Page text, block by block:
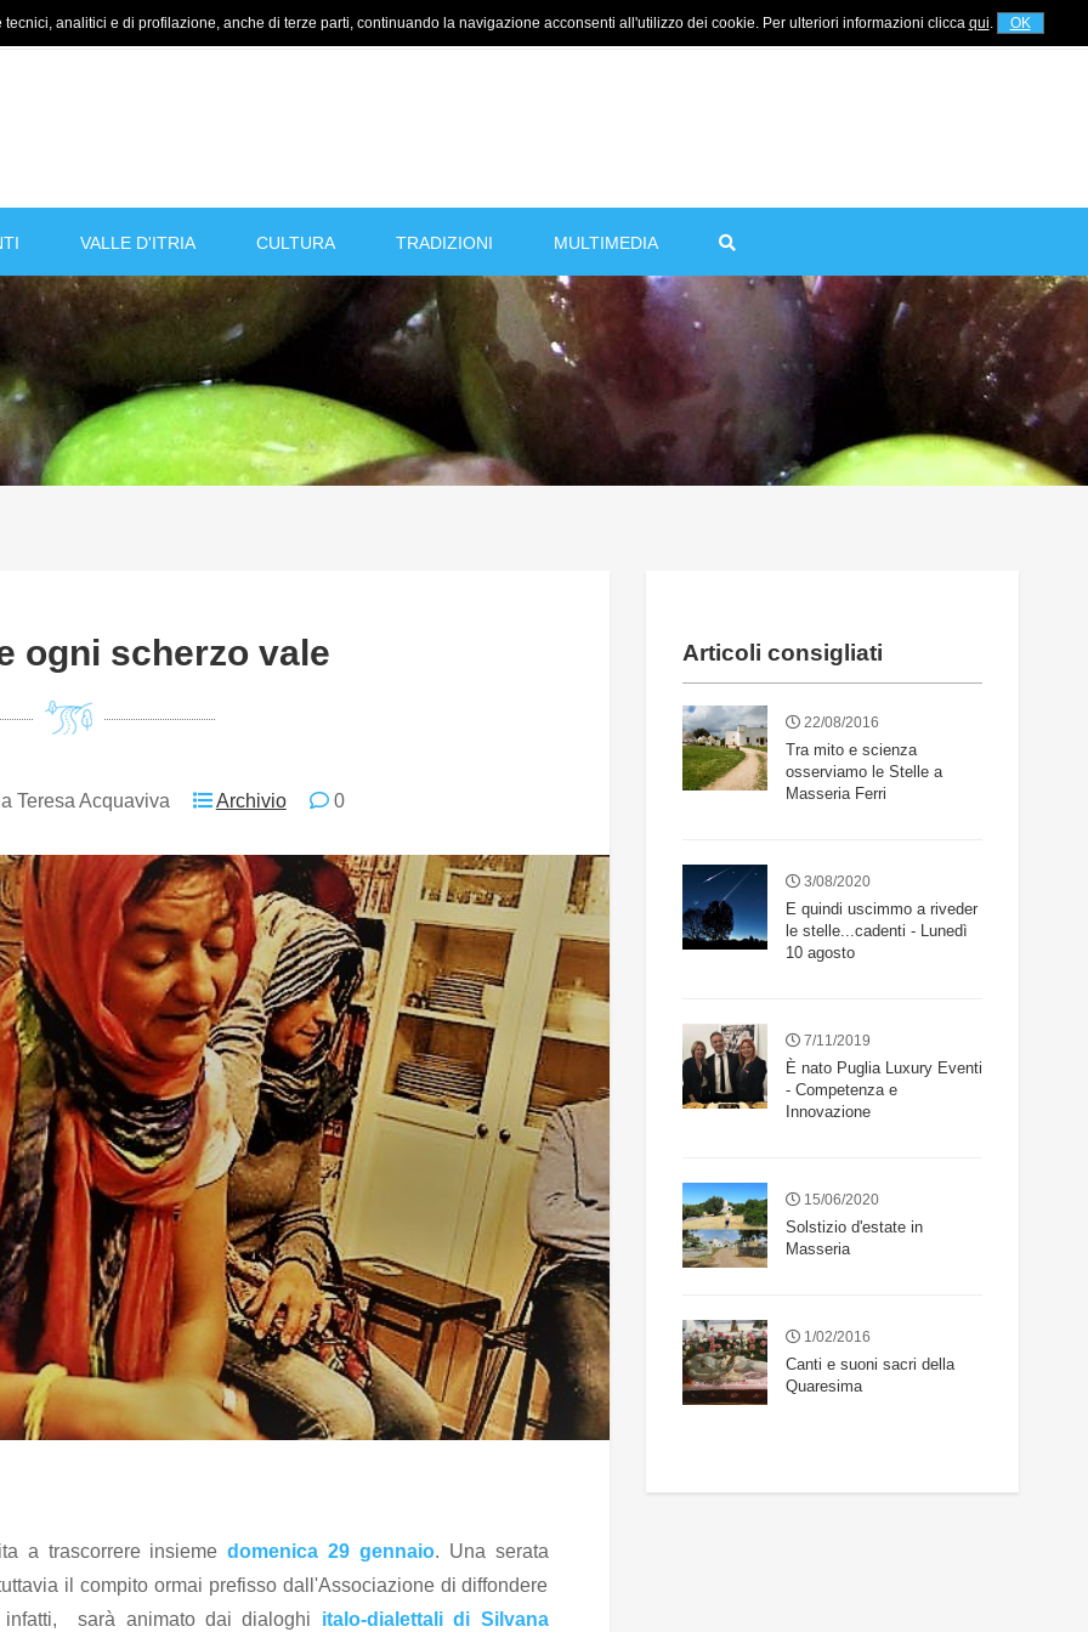
analitici e di profilazione, anche di terze parti, continuando la navigazione acconsenti all'utilizzo dei cookie. Per ulteriori informazioni clicca qui. OK
Per informazioni+39 320 5753268
VALLE D'ITRIA CULTURA TRADIZIONI MULTIMEDIA
ogni scherzo vale
Teresa Acquaviva Archivio 0
a trascorrere insiemedomenica 29 gennaio. Una serata
il compito ormai prefisso dall'Associazione di diffondere
infatti, sarà animato dai dialoghi italo-dialettali di Silvana
Articoli consigliati
22/08/2016
Tra mito e scienza
osserviamo le Stelle a
Masseria Ferri
3/08/2020
E quindi uscimmo a riveder
le stelle...cadenti - Lunedì
10 agosto
7/11/2019
È nato Puglia Luxury Eventi
- Competenza e
Innovazione
15/06/2020
Solstizio d'estate in
Masseria
1/02/2016
Canti e suoni sacri della
Quaresima